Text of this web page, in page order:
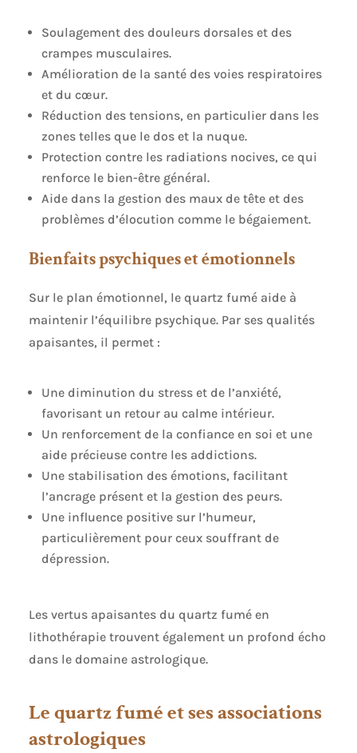
Soulagement des douleurs dorsales et des
crampes musculaires.
Amélioration de la santé des voies respiratoires
et du cœur.
Réduction des tensions, en particulier dans les
zones telles que le dos et la nuque.
Protection contre les radiations nocives, ce qui
renforce le bien-être général.
Aide dans la gestion des maux de tête et des
problèmes d’élocution comme le bégaiement.
Bienfaits psychiques et émotionnels
Sur le plan émotionnel, le quartz fumé aide à
maintenir l’équilibre psychique. Par ses qualités
apaisantes, il permet :
Une diminution du stress et de l’anxiété,
favorisant un retour au calme intérieur.
Un renforcement de la confiance en soi et une
aide précieuse contre les addictions.
Une stabilisation des émotions, facilitant
l’ancrage présent et la gestion des peurs.
Une influence positive sur l’humeur,
particulièrement pour ceux souffrant de
dépression.
Les vertus apaisantes du quartz fumé en
lithothérapie trouvent également un profond écho
dans le domaine astrologique.
Le quartz fumé et ses associations
astrologiques